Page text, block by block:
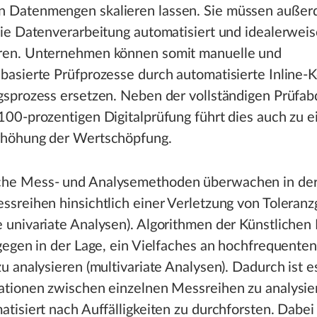
Datenmengen skalieren lassen. Sie müssen
Datenverarbeitung automatisiert und
Unternehmen können somit manuelle und
Prüfprozesse durch automatisierte Inline-
ersetzen. Neben der vollständigen
prozentigen Digitalprüfung führt dies auch zu
der Wertschöpfung.
Mess- und Analysemethoden überwachen in
hinsichtlich einer Verletzung von
univariate Analysen). Algorithmen der Künstlichen
in der Lage, ein Vielfaches an
analysieren (multivariate Analysen). Dadurch ist
zwischen einzelnen Messreihen zu
nach Auffälligkeiten zu durchforsten.